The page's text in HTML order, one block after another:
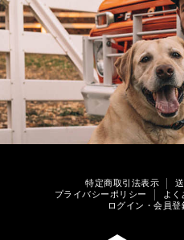
特定商取引法表示
プライバシーポリシー
よく
ログイン・会員登